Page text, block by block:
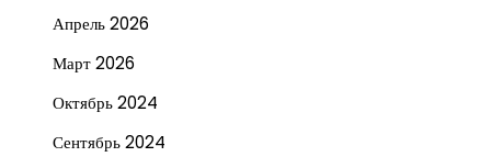
Апрель 2026
Март 2026
Октябрь 2024
Сентябрь 2024